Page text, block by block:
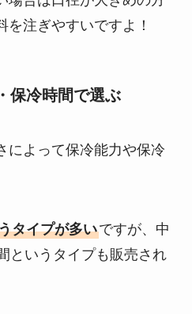
注ぎやすいですよ！
保冷時間で選ぶ
によって保冷能力や保冷
タイプが多いですが、中
というタイプも販売され